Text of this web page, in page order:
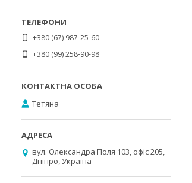
+380 (67) 987-25-60
+380 (99) 258-90-98
Тетяна
вул. Олександра Поля 103, офіс 205,
Дніпро, Україна